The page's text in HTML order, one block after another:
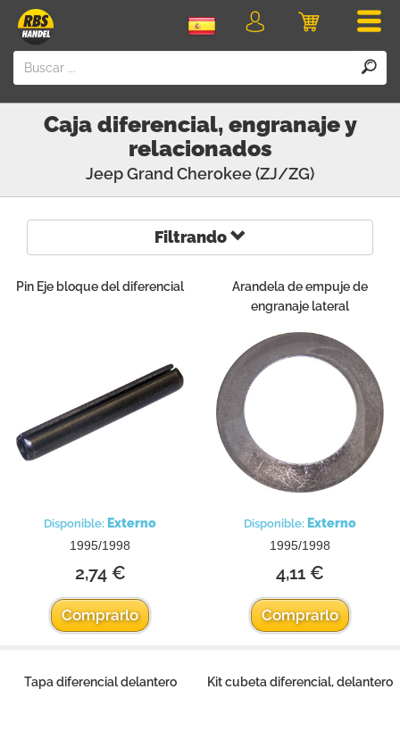
Carro
Iniciar
Caja diferencial, engranaje y
relacionados
JeepGrand Cherokee (ZJ/ZG)
Filtrando
Pin Eje bloque del diferencial
Disponible: Externo
1995/1998
2,74 €
Comprarlo
Arandela de empuje de
engranaje lateral
Disponible: Externo
1995/1998
4,11 €
Comprarlo
Tapa diferencial delantero Kit cubeta diferencial, delantero